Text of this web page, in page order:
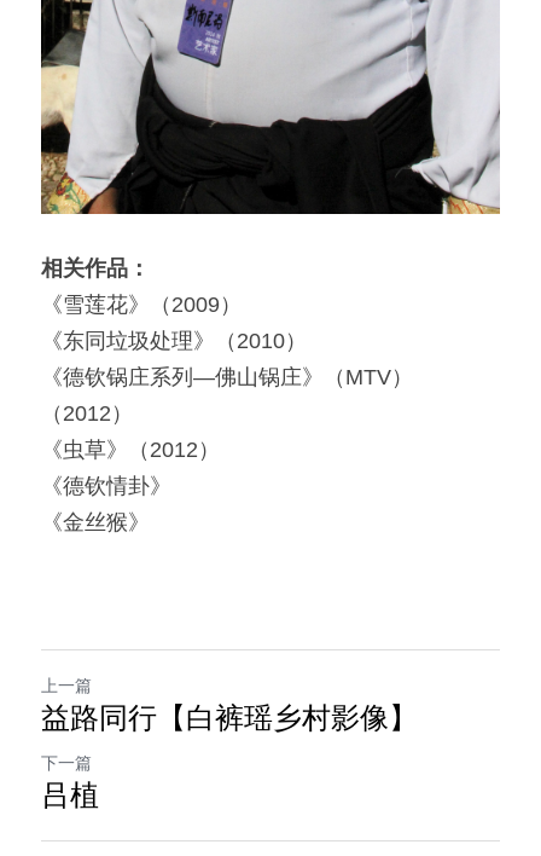
相关作品：
《雪莲花》（2009）
《东同垃圾处理》（2010）
《德钦锅庄系列—佛山锅庄》（MTV）
（2012）
《虫草》（2012）
《德钦情卦》
《金丝猴》
上一篇
益路同行【白裤瑶乡村影像】
下一篇
吕植